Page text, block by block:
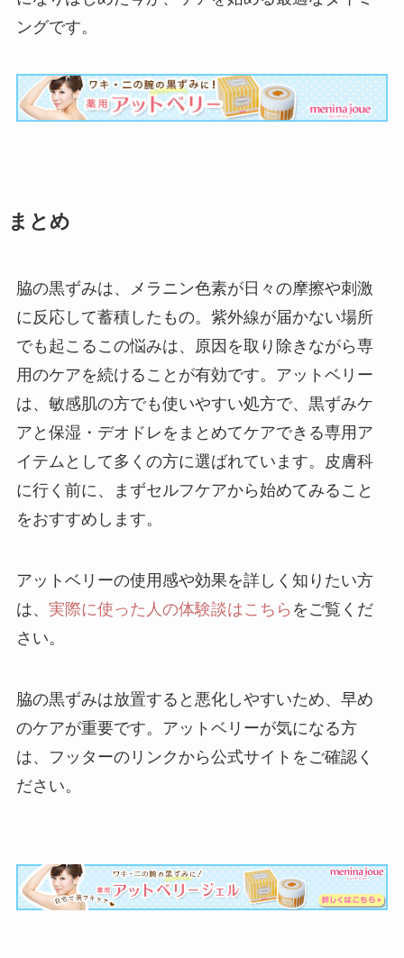
ングです。
まとめ
脇の黒ずみは、メラニン色素が日々の摩擦や刺激
に反応して蓄積したもの。紫外線が届かない場所
でも起こるこの悩みは、原因を取り除きながら専
用のケアを続けることが有効です。アットベリー
は、敏感肌の方でも使いやすい処方で、黒ずみケ
アと保湿・デオドレをまとめてケアできる専用ア
イテムとして多くの方に選ばれています。皮膚科
に行く前に、まずセルフケアから始めてみること
をおすすめします。
アットベリーの使用感や効果を詳しく知りたい方
は、 実際に使った人の体験談はこちら をご覧くだ
さい。
脇の黒ずみは放置すると悪化しやすいため、早め
のケアが重要です。アットベリーが気になる方
は、フッターのリンクから公式サイトをご確認く
ださい。